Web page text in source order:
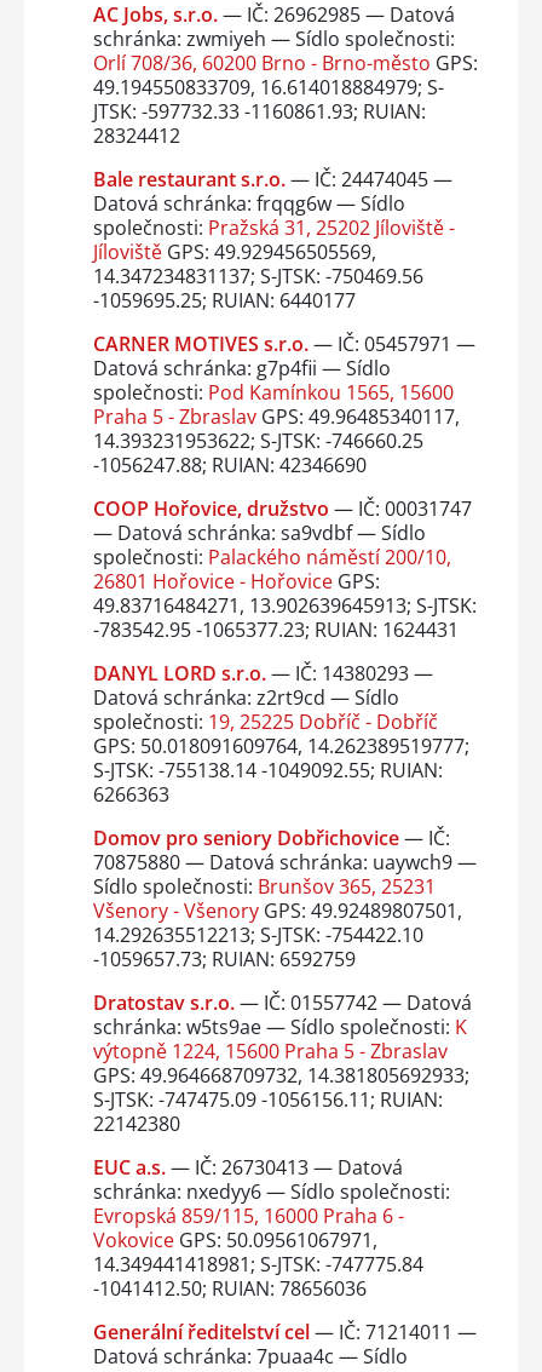
AC Jobs, s.r.o.— IČ: 26962985 — Datová
schránka: zwmiyeh — Sídlo společnosti:
Orlí 708/36, 60200 Brno - Brno-město GPS:
49.194550833709, 16.614018884979; S-
JTSK: -597732.33 -1160861.93; RUIAN:
28324412
Bale restaurant s.r.o.— IČ: 24474045 —
Datová schránka: frqqg6w — Sídlo
společnosti: Pražská 31, 25202 Jíloviště -
JílovištěGPS: 49.929456505569,
14.347234831137; S-JTSK: -750469.56
-1059695.25; RUIAN: 6440177
CARNER MOTIVES s.r.o.— IČ: 05457971 —
Datová schránka: g7p4fii — Sídlo
společnosti: Pod Kamínkou 1565, 15600
Praha 5 - ZbraslavGPS: 49.96485340117,
14.393231953622; S-JTSK: -746660.25
-1056247.88; RUIAN: 42346690
COOP Hořovice, družstvo — IČ: 00031747
— Datová schránka: sa9vdbf — Sídlo
společnosti: Palackého náměstí 200/10,
26801 Hořovice - HořoviceGPS:
49.83716484271, 13.902639645913; S-JTSK:
-783542.95 -1065377.23; RUIAN: 1624431
DANYL LORD s.r.o.— IČ: 14380293 —
Datová schránka: z2rt9cd — Sídlo
společnosti: 19, 25225 Dobříč - Dobříč
GPS: 50.018091609764, 14.262389519777;
S-JTSK: -755138.14 -1049092.55; RUIAN:
6266363
Domov pro seniory Dobřichovice— IČ:
70875880 — Datová schránka: uaywch9 —
Sídlo společnosti: Brunšov 365, 25231
Všenory - VšenoryGPS: 49.92489807501,
14.292635512213; S-JTSK: -754422.10
-1059657.73; RUIAN: 6592759
Dratostav s.r.o.— IČ: 01557742 — Datová
schránka: w5ts9ae — Sídlo společnosti: K
výtopně 1224, 15600 Praha 5 - Zbraslav
GPS: 49.964668709732, 14.381805692933;
S-JTSK: -747475.09 -1056156.11; RUIAN:
22142380
EUC a.s.— IČ: 26730413 — Datová
schránka: nxedyy6 — Sídlo společnosti:
Evropská 859/115, 16000 Praha 6 -
VokoviceGPS: 50.09561067971,
14.349441418981; S-JTSK: -747775.84
-1041412.50; RUIAN: 78656036
Generální ředitelství cel— IČ: 71214011 —
Datová schránka: 7puaa4c — Sídlo